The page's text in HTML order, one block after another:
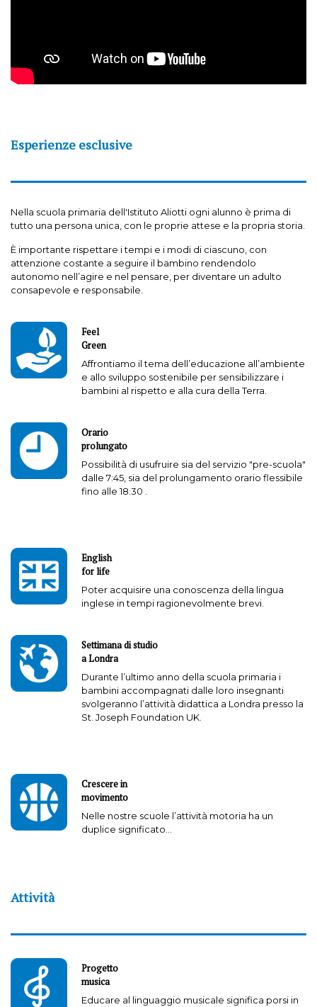
Esperienze esclusive
Nella scuola primaria dell'Istituto Aliotti ogni alunno è prima di
tutto una persona unica, con le proprie attese e la propria storia.
È importante rispettare i tempi e i modi di ciascuno, con
attenzione costante a seguire il bambino rendendolo
autonomo nell’agire e nel pensare, per diventare un adulto
consapevole e responsabile.
Feel
Green
Affrontiamo il tema dell’educazione all’ambiente
e allo sviluppo sostenibile per sensibilizzare i
bambini al rispetto e alla cura della Terra.
Orario
prolungato
Possibilità di usufruire sia del servizio "pre-scuola"
dalle 7:45, sia del prolungamento orario flessibile
fino alle 18.30 .
English
for life
Poter acquisire una conoscenza della lingua
inglese in tempi ragionevolmente brevi.
Settimana di studio
a Londra
Durante l’ultimo anno della scuola primaria i
bambini accompagnati dalle loro insegnanti
svolgeranno l’attività didattica a Londra presso la
St. Joseph Foundation UK.
Crescere in
movimento
Nelle nostre scuole l’attività motoria ha un
duplice significato…
Attività
Progetto
musica
Educare al linguaggio musicale significa porsi in